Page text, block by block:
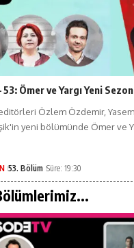
Ömer ve Yargı Yeni Sezon
Özlem Özdemir,
yeni bölümünde Ömer ve
53. Bölüm Süre: 19:30